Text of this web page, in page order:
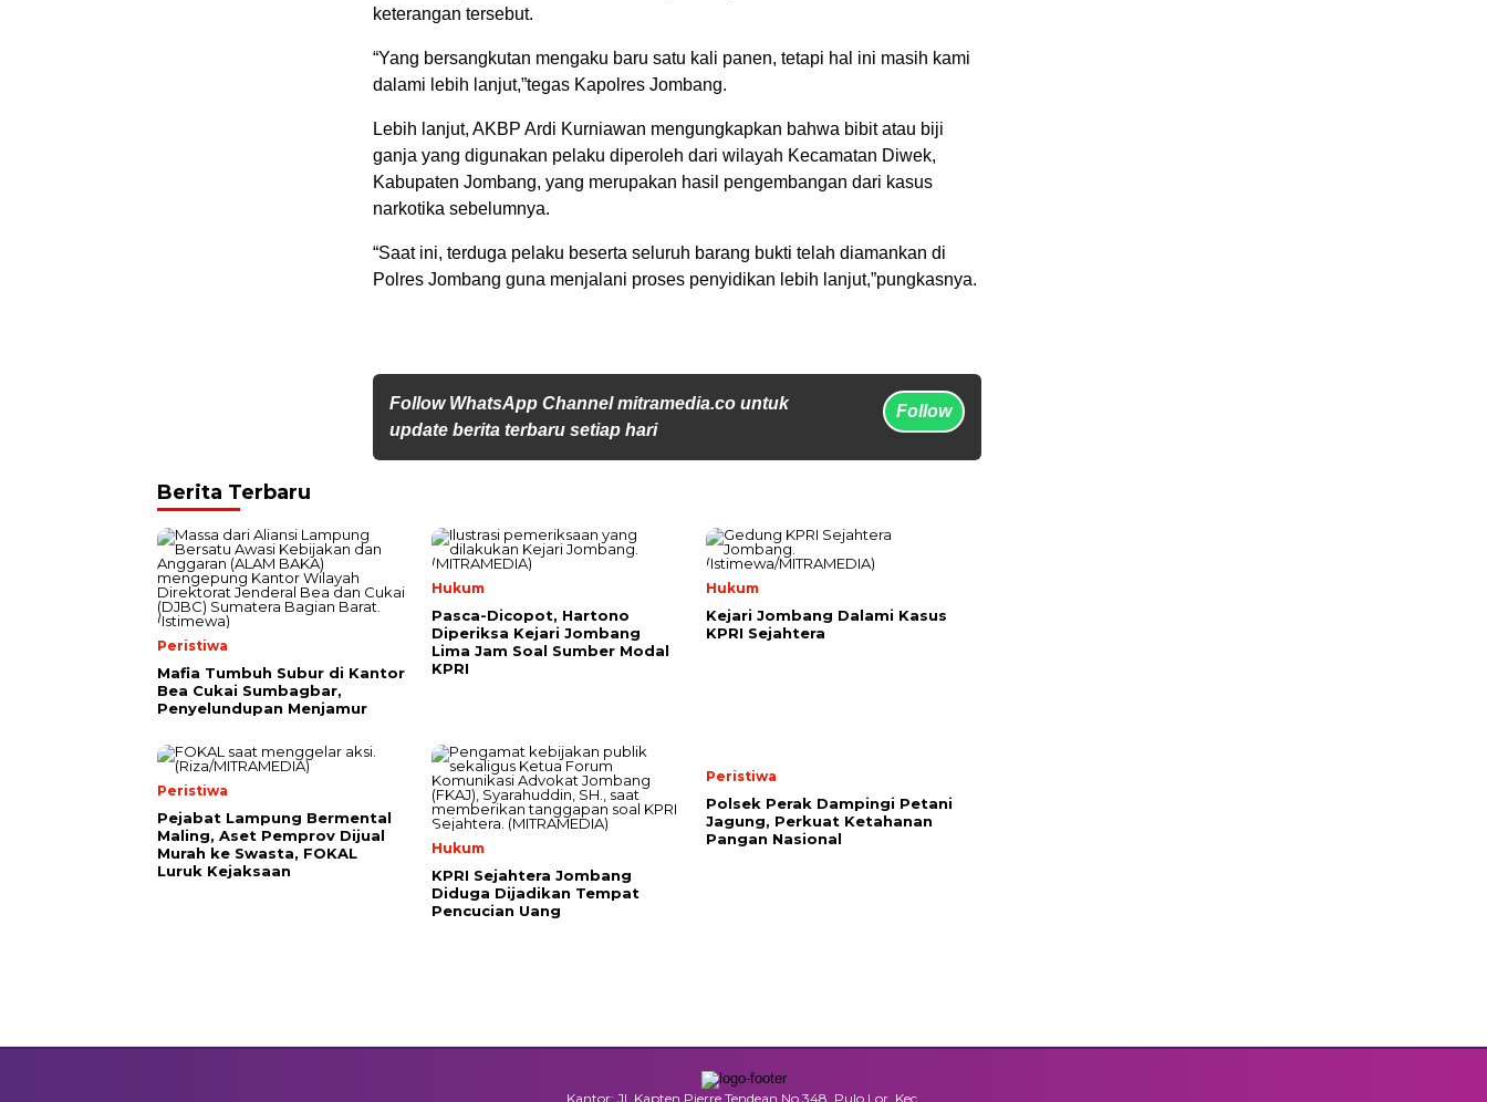
keterangan tersebut.
“Yang bersangkutan mengaku baru satu kali panen, tetapi hal ini masih kami
dalami lebih lanjut,”tegas Kapolres Jombang.
Lebih lanjut, AKBP Ardi Kurniawan mengungkapkan bahwa bibit atau biji
ganja yang digunakan pelaku diperoleh dari wilayah Kecamatan Diwek,
Kabupaten Jombang, yang merupakan hasil pengembangan dari kasus
narkotika sebelumnya.
“Saat ini, terduga pelaku beserta seluruh barang bukti telah diamankan di
Polres Jombang guna menjalani proses penyidikan lebih lanjut,”pungkasnya.
Follow WhatsApp Channel mitramedia.co untuk
update berita terbaru setiap hari
Follow
Berita Terbaru
Peristiwa
Mafia Tumbuh Subur di Kantor
Bea Cukai Sumbagbar,
Penyelundupan Menjamur
Hukum
Pasca-Dicopot, Hartono
Diperiksa Kejari Jombang
Lima Jam Soal Sumber Modal
KPRI
Hukum
Kejari Jombang Dalami Kasus
KPRI Sejahtera
Peristiwa
Pejabat Lampung Bermental
Maling, Aset Pemprov Dijual
Murah ke Swasta, FOKAL
Luruk Kejaksaan
Hukum
KPRI Sejahtera Jombang
Diduga Dijadikan Tempat
Pencucian Uang
Peristiwa
Polsek Perak Dampingi Petani
Jagung, Perkuat Ketahanan
Pangan Nasional
Kantor: Jl. Kapten Pierre Tendean No.348, Pulo Lor, Kec.